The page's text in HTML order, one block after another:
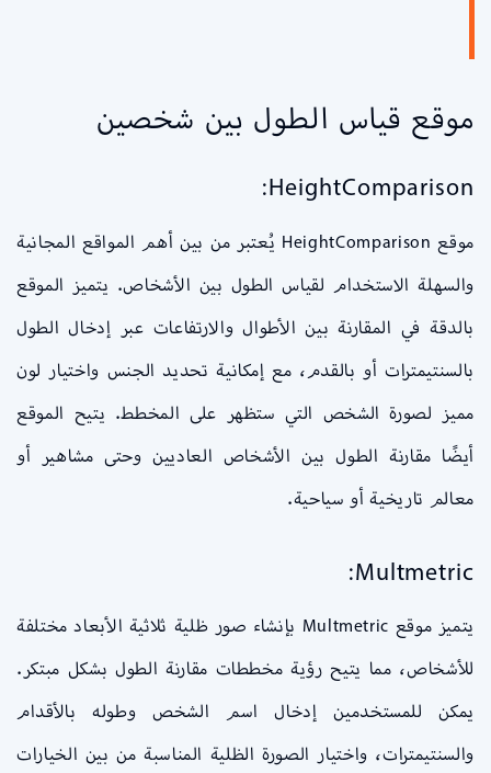
موقع قياس الطول بين شخصين
HeightComparison:
موقع HeightComparison يُعتبر من بين أهم المواقع المجانية
والسهلة الاستخدام لقياس الطول بين الأشخاص. يتميز الموقع
بالدقة في المقارنة بين الأطوال والارتفاعات عبر إدخال الطول
بالسنتيمترات أو بالقدم، مع إمكانية تحديد الجنس واختيار لون
مميز لصورة الشخص التي ستظهر على المخطط. يتيح الموقع
أيضًا مقارنة الطول بين الأشخاص العاديين وحتى مشاهير أو
معالم تاريخية أو سياحية.
Multmetric:
يتميز موقع Multmetric بإنشاء صور ظلية ثلاثية الأبعاد مختلفة
للأشخاص، مما يتيح رؤية مخططات مقارنة الطول بشكل مبتكر.
يمكن للمستخدمين إدخال اسم الشخص وطوله بالأقدام
والسنتيمترات، واختيار الصورة الظلية المناسبة من بين الخيارات